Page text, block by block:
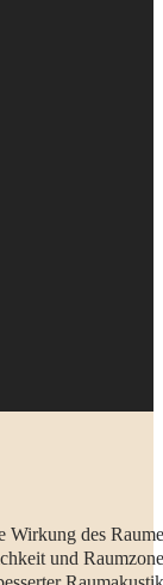
des
und